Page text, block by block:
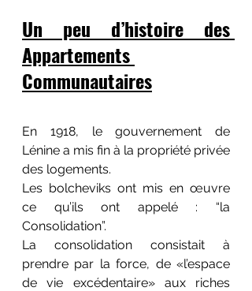
Un peu d’histoire des
Appartements
Communautaires
En 1918, le gouvernement de
Lénine a mis fin à la propriété privée
des logements.
Les bolcheviks ont mis en œuvre
ce qu’ils ont appelé : “la
Consolidation”.
La consolidation consistait à
prendre par la force, de «l’espace
de vie excédentaire» aux riches